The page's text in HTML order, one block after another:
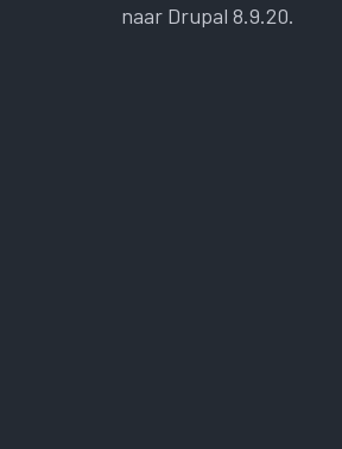
naar Drupal 8.9.20.